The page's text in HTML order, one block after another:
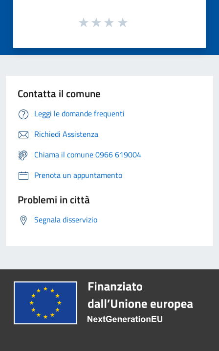
Contatta il comune
Leggi le domande frequenti
Richiedi Assistenza
Chiama il comune 0966 619004
Prenota un appuntamento
Problemi in città
Segnala disservizio